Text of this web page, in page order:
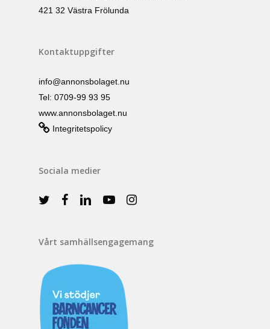
421 32 Västra Frölunda
Kontaktuppgifter
info@annonsbolaget.nu
Tel: 0709-99 93 95
www.annonsbolaget.nu
Integritetspolicy
Sociala medier
Vårt samhällsengagemang